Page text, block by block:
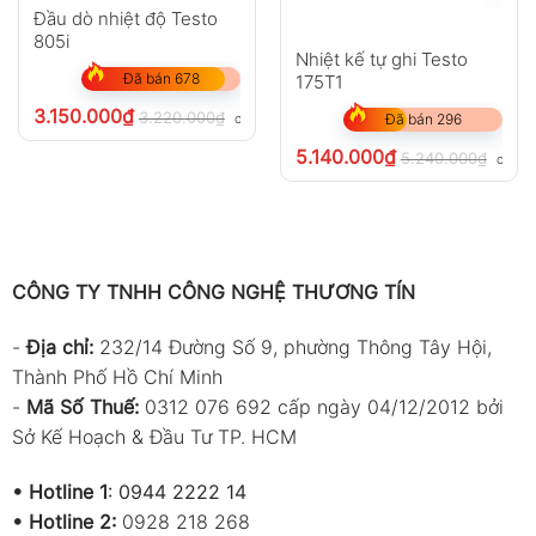
Sản phẩm chính
CápUSB-Akết nối máy tính
Bộ nguồn adapter đa năng
4 pinAA 1.5Vđi kèm
Hướng dẫn sử dụng cơ bản
Để sử dụngthiết bị đo, ghi dữ liệu nhiệt độ độ ẩm
hoặc kết nối nguồn adapter, sau đó cài đặt thời
gian và chu kỳ lấy mẫu phù hợp trước khi bắt đầu
ghi dữ liệu. Thiết bị sẽ tự động ghi nhận nhiệt độ,
độ ẩm theo khoảng thời gian đã thiết lập và hiển
Trong quá trình sử dụng, nên đặt thiết bị tại vị trí
Đầu dò nhiệt độ Testo
805i
Đã bán 678
3.150.000₫ 3.220.000₫ chưa VAT 8%
Nhiệt kế tự ghi Testo
175T1
Đã bán 296
5.140.000₫ 5.240.000₫ chưa
CÔNG TY TNHH CÔNG NGHỆ THƯƠNG TÍN
-Địa chỉ: 232/14 Đường Số 9, phường Thông Tây Hội,
Thành Phố Hồ Chí Minh
- Mã Số Thuế: 0312 076 692 cấp ngày 04/12/2012 bởi
Sở Kế Hoạch & Đầu Tư TP. HCM
• Hotline 1: 0944 2222 14
• Hotline 2: 0928 218 268